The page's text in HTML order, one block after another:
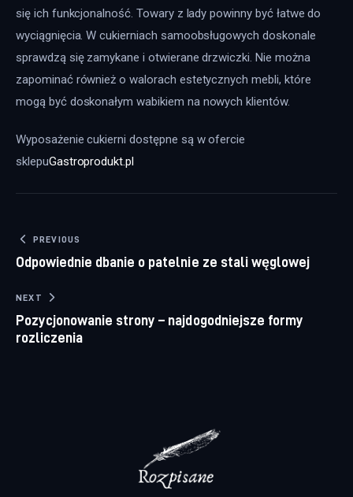
się ich funkcjonalność. Towary z lady powinny być łatwe do
wyciągnięcia. W cukierniach samoobsługowych doskonale
sprawdzą się zamykane i otwierane drzwiczki. Nie można
zapominać również o walorach estetycznych mebli, które
mogą być doskonałym wabikiem na nowych klientów.
Wyposażenie cukierni dostępne są w ofercie
sklepuGastroprodukt.pl
Nawigacja wpisu
PREVIOUS
Odpowiednie dbanie o patelnie ze stali węglowej
NEXT
Pozycjonowanie strony – najdogodniejsze formy
rozliczenia